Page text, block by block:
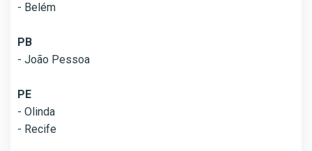
- Belém
PB
- João Pessoa
PE
- Olinda
- Recife